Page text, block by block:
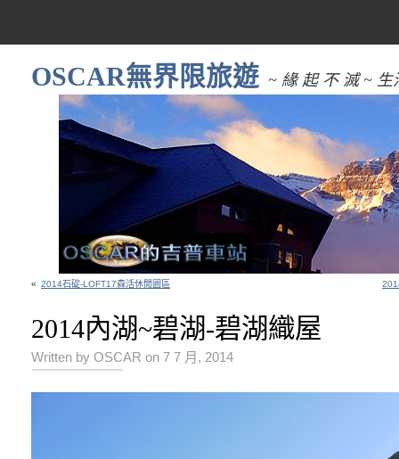
OSCAR無界限旅遊 ~ 緣 起 不 滅 ~ 生
« 2014石碇-LOFT17森活休閒園區
2014內湖~碧湖-碧湖織屋
Written by OSCAR on 7 7 月, 2014